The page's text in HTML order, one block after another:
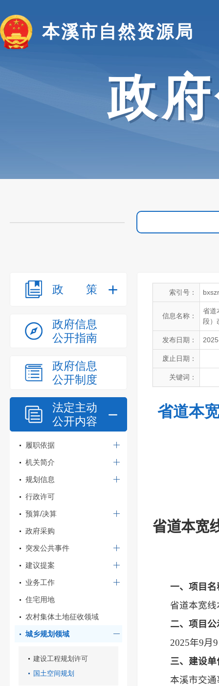
本溪市自然资源局
政
政策
政府信息
公开指南
政府信息
公开制度
法定主动
公开内容
履职依据
机关简介
规划信息
行政许可
预算/决算
政府采购
突发公共事件
建议提案
业务工作
住宅用地
农村集体土地征收领域
城乡规划领域
建设工程规划许可
国土空间规划
索引号：
信息名称：
省道
段）
发布日期：
废止日期：
关键词：
省道本
省道本宽
一、项目名
省道本宽
二、项目
2025年9月9
三、建设单
本溪市交